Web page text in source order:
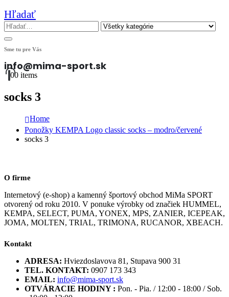
Hľadať
Sme tu pre Vás
info@mima-sport.sk
00 items
socks 3
Home
Ponožky KEMPA Logo classic socks – modro/červené
socks 3
O firme
Internetový (e-shop) a kamenný športový obchod MiMa SPORT
otvorený od roku 2010. V ponuke výrobky od značiek HUMMEL,
KEMPA, SELECT, PUMA, YONEX, MPS, ZANIER, ICEPEAK,
JOMA, MOLTEN, TRIAL, TRIMONA, RUCANOR, XBEACH.
Kontakt
ADRESA: Hviezdoslavova 81, Stupava 900 31
TEL. KONTAKT: 0907 173 343
EMAIL: info@mima-sport.sk
OTVÁRACIE HODINY : Pon. - Pia. / 12:00 - 18:00 / Sob.